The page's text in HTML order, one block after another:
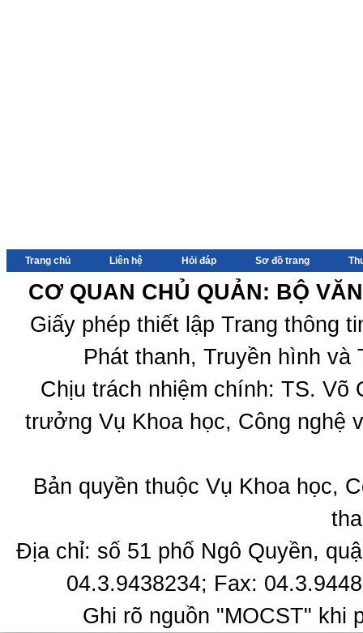
Trang chủ Liên hệ Hỏi đáp Sơ đồ trang
CƠ QUAN CHỦ QUẢN: BỘ
Giấy phép thiết lập Trang thông
Phát thanh, Truyền hình
Chịu trách nhiệm chính: TS.
trưởng Vụ Khoa học, Công nghệ
Bản quyền thuộc Vụ Khoa học,
Địa chỉ: số 51 phố Ngô Quyền,
04.3.9438234; Fax:
Ghi rõ nguồn "MOCST" khi